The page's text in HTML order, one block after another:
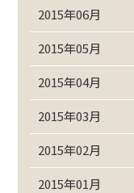
2015年06月
2015年05月
2015年04月
2015年03月
2015年02月
2015年01月